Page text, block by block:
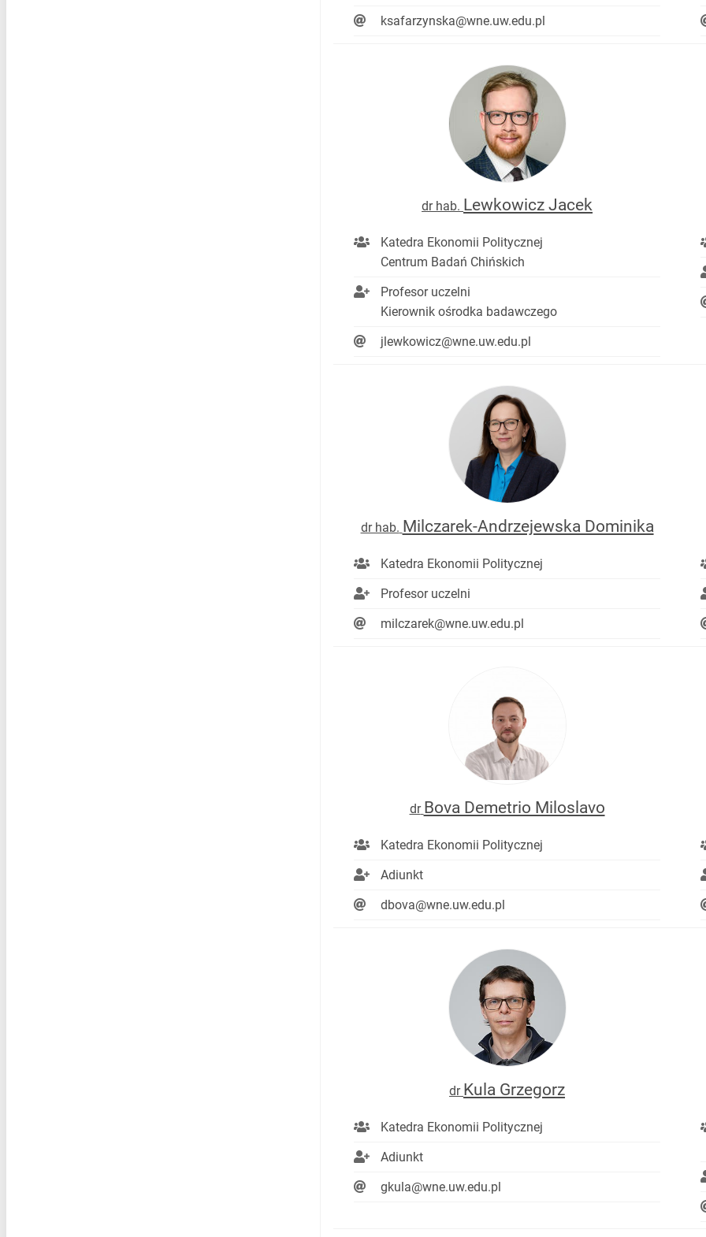
ksafarzynska@wne.uw.edu.pl
dr hab. Lewkowicz Jacek
Katedra Ekonomii Politycznej
Centrum Badań Chińskich
Profesor uczelni
Kierownik ośrodka badawczego
jlewkowicz@wne.uw.edu.pl
dr hab. Milczarek-Andrzejewska Dominika
Katedra Ekonomii Politycznej
Profesor uczelni
milczarek@wne.uw.edu.pl
dr Bova Demetrio Miloslavo
Katedra Ekonomii Politycznej
Adiunkt
dbova@wne.uw.edu.pl
dr Kula Grzegorz
Katedra Ekonomii Politycznej
Adiunkt
gkula@wne.uw.edu.pl